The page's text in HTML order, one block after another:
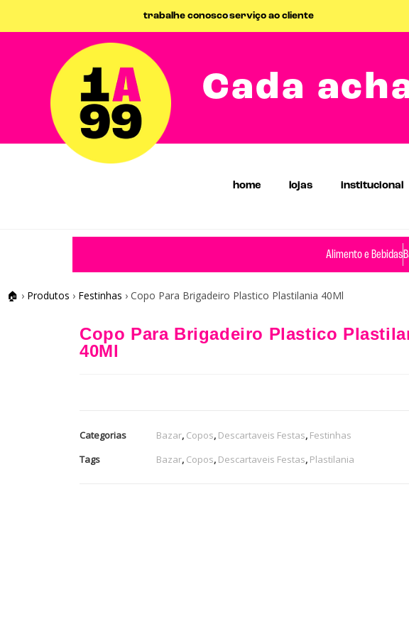
trabalhe conoscoserviço ao cliente
Cada
home lojas institucional
Alimento e Bebidas
🏠 › Produtos › Festinhas › Copo Para Brigadeiro Plastico Plastilania 40Ml
Copo Para Brigadeiro Plastico
40Ml
Categorias Bazar, Copos, Descartaveis Festas, Festinhas
Tags
Bazar, Copos, Descartaveis Festas, Plastilania